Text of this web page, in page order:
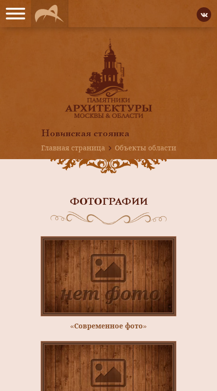
Новинская стоянка
Главная страница
Объекты области
ФОТОГРАФИИ
«Современное фото»